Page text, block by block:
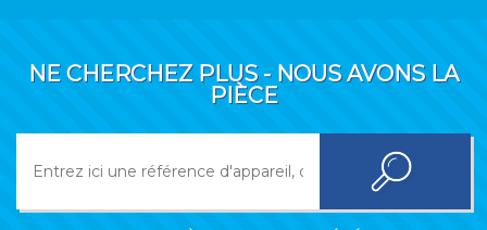
NE CHERCHEZ PLUS - NOUS AVONS LA
PIÈCE